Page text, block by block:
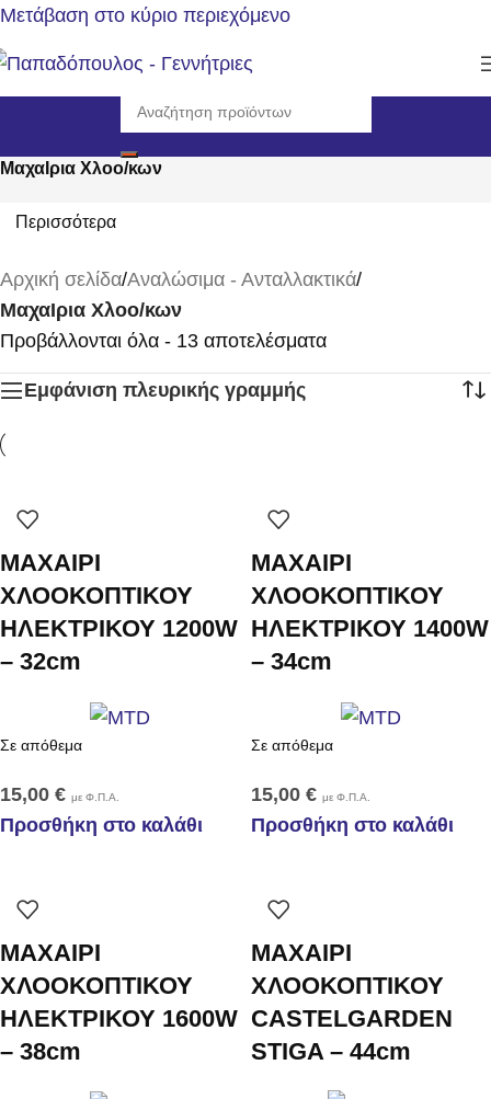
Μετάβαση στο κύριο περιεχόμενο
ΜαχαΙρια Χλοο/κων
Περισσότερα
Αρχική σελίδα/Αναλώσιμα - Ανταλλακτικά/
ΜαχαΙρια Χλοο/κων
Προβάλλονται όλα - 13 αποτελέσματα
Εμφάνιση πλευρικής γραμμής
ΜΑΧΑΙΡΙ
ΧΛΟΟΚΟΠΤΙΚΟΥ
ΗΛΕΚΤΡΙΚΟΥ 1200W
– 32cm
Σε απόθεμα
15,00 € με Φ.Π.Α.
Προσθήκη στο καλάθι
ΜΑΧΑΙΡΙ
ΧΛΟΟΚΟΠΤΙΚΟΥ
ΗΛΕΚΤΡΙΚΟΥ 1400W
– 34cm
Σε απόθεμα
15,00 € με Φ.Π.Α.
Προσθήκη στο καλάθι
ΜΑΧΑΙΡΙ
ΧΛΟΟΚΟΠΤΙΚΟΥ
ΗΛΕΚΤΡΙΚΟΥ 1600W
– 38cm
ΜΑΧΑΙΡΙ
ΧΛΟΟΚΟΠΤΙΚΟΥ
CASTELGARDEN
STIGA – 44cm